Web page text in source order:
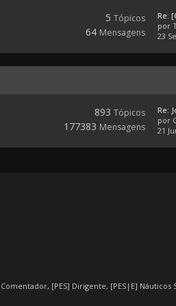
5 Tópicos
64 Mensagens
Re:
por
23
893 Tópicos
177383 Mensagens
Re:
por
21
Comentador, [PES] Dirigente, [PES|E] Náuticos